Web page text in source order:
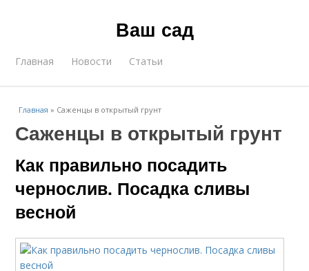
Ваш сад
Главная Новости Статьи
Главная » Саженцы в открытый грунт
Саженцы в открытый грунт
Как правильно посадить
чернослив. Посадка сливы
весной